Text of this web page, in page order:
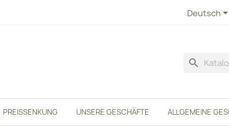
Deutsch
search
PREISSENKUNG UNSERE GESCHÄFTE ALLGEMEINE